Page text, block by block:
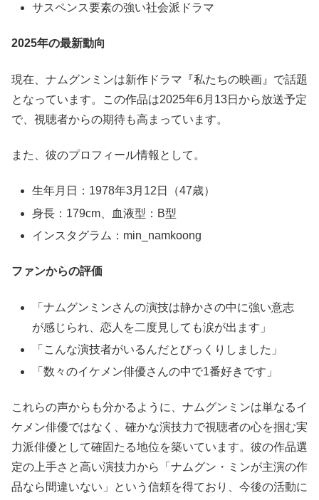
サスペンス要素の強い社会派ドラマ
2025年の最新動向
現在、ナムグンミンは新作ドラマ『私たちの映画』で話題
となっています。この作品は2025年6月13日から放送予定
で、視聴者からの期待も高まっています。
また、彼のプロフィール情報として。
生年月日：1978年3月12日（47歳）
身長：179cm、血液型：B型
インスタグラム：min_namkoong
ファンからの評価
「ナムグンミンさんの演技は静かさの中に強い意志
が感じられ、恋人を二度見しても涙が出ます」
「こんな演技者がいるんだとびっくりしました」
「数々のイケメン俳優さんの中で1番好きです」
これらの声からも分かるように、ナムグンミンは単なるイ
ケメン俳優ではなく、確かな演技力で視聴者の心を掴む実
力派俳優として確固たる地位を築いています。彼の作品選
定の上手さと高い演技力から「ナムグン・ミンが主演の作
品なら間違いない」という信頼を得ており、今後の活動に